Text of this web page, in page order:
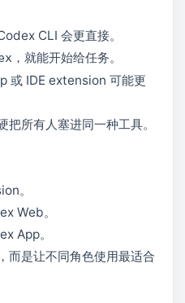
CLI 会更直接。
，就能开始给任务。
或 IDE extension 可能更
所有人塞进同一种工具。
。
Web。
App。
而是让不同角色使用最适合